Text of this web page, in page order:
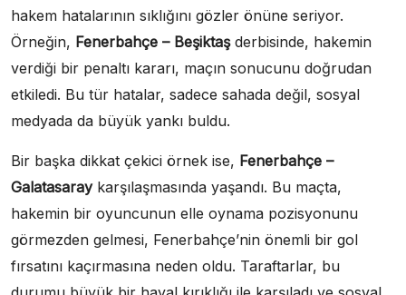
hakem hatalarının sıklığını gözler önüne seriyor.
Örneğin, Fenerbahçe – Beşiktaşderbisinde, hakemin
verdiği bir penaltı kararı, maçın sonucunu doğrudan
etkiledi. Bu tür hatalar, sadece sahada değil, sosyal
medyada da büyük yankı buldu.
Bir başka dikkat çekici örnek ise, Fenerbahçe –
Galatasaraykarşılaşmasında yaşandı. Bu maçta,
hakemin bir oyuncunun elle oynama pozisyonunu
görmezden gelmesi, Fenerbahçe’nin önemli bir gol
fırsatını kaçırmasına neden oldu. Taraftarlar, bu